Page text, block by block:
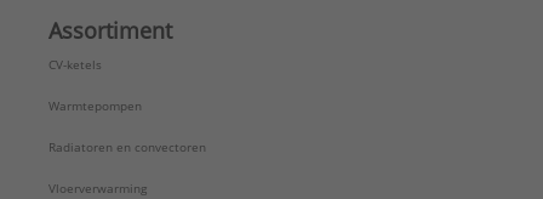
Assortiment
CV-ketels
Warmtepompen
Radiatoren en convectoren
Vloerverwarming